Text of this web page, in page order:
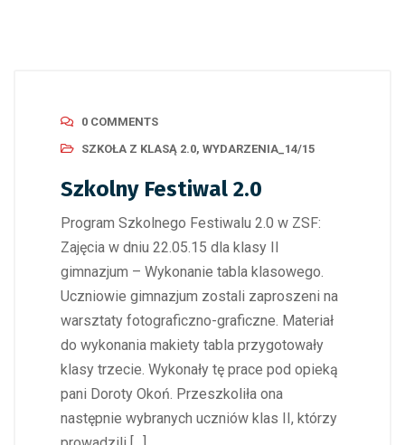
0 COMMENTS
SZKOŁA Z KLASĄ 2.0, WYDARZENIA_14/15
Szkolny Festiwal 2.0
Program Szkolnego Festiwalu 2.0 w ZSF:
Zajęcia w dniu 22.05.15 dla klasy II
gimnazjum – Wykonanie tabla klasowego.
Uczniowie gimnazjum zostali zaproszeni na
warsztaty fotograficzno-graficzne. Materiał
do wykonania makiety tabla przygotowały
klasy trzecie. Wykonały tę prace pod opieką
pani Doroty Okoń. Przeszkoliła ona
następnie wybranych uczniów klas II, którzy